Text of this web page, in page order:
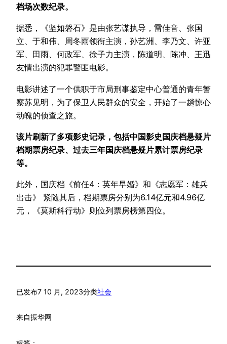
档场次数纪录。
据悉，《坚如磐石》是由张艺谋执导，雷佳音、张国
立、于和伟、周冬雨领衔主演，孙艺洲、李乃文、许亚
军、田雨、何政军、徐子力主演，陈道明、陈冲、王迅
友情出演的犯罪警匪电影。
电影讲述了一个供职于市局刑事鉴定中心普通的青年警
察苏见明，为了保卫人民群众的安全，开始了一趟惊心
动魄的侦查之旅。
该片刷新了多项影史记录，包括中国影史国庆档悬疑片
档期票房纪录、过去三年国庆档悬疑片累计票房纪录
等。
此外，国庆档《前任4：英年早婚》和《志愿军：雄兵
出击》 紧随其后，档期票房分别为6.14亿元和4.96亿
元，《莫斯科行动》则位列票房榜第四位。
已发布7 10 月, 2023分类社会
来自振华网